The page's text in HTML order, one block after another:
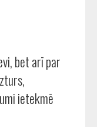
bet arī par
ietekmē